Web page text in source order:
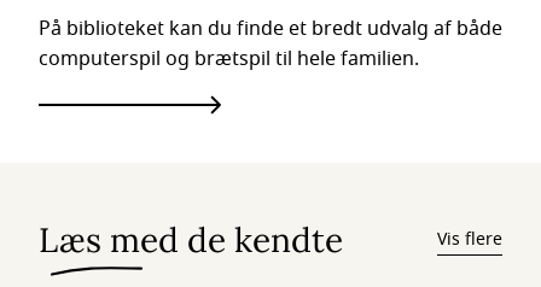
På biblioteket kan du finde et bredt udvalg af både
computerspil og brætspil til hele familien.
Læs med de kendte Vis flere